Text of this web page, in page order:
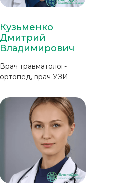
Кузьменко
Дмитрий
Владимирович
Врач травматолог-
ортопед, врач УЗИ